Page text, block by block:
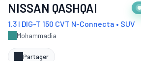
NISSAN QASHQAI
1.3 l DIG-T 150 CVT N-Connecta • SUV
Mohammadia
Partager